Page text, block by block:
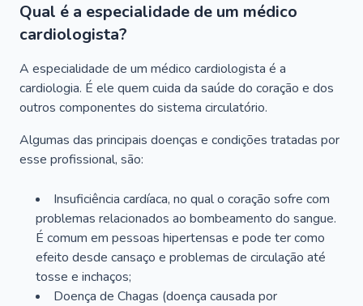
Qual é a especialidade de um médico
cardiologista?
A especialidade de um médico cardiologista é a
cardiologia. É ele quem cuida da saúde do coração e dos
outros componentes do sistema circulatório.
Algumas das principais doenças e condições tratadas por
esse profissional, são:
Insuficiência cardíaca, no qual o coração sofre com
problemas relacionados ao bombeamento do sangue.
É comum em pessoas hipertensas e pode ter como
efeito desde cansaço e problemas de circulação até
tosse e inchaços;
Doença de Chagas (doença causada por